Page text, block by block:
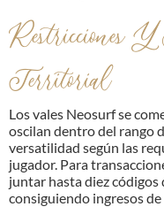
Restricciones
Territorial
Los vales Neosurf se
oscilan dentro del rango
versatilidad según las
jugador. Para
juntar hasta diez
consiguiendo ingresos